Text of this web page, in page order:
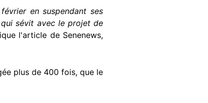
en suspendant ses
sévit avec le projet de
l'article de Senenews,
plus de 400 fois, que le